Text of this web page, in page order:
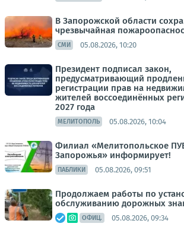
В Запорожской области
чрезвычайная
СМИ 05.08.2026, 10:20
Президент подписал закон,
предусматривающий
регистрации прав на
жителей воссоединённых
2027 года
МЕЛИТОПОЛЬ 05.08.2026, 10:04
Филиал «Мелитопольское
Запорожья» информирует!
ПАБЛИКИ 05.08.2026, 09:51
Продолжаем работы по
обслуживанию дорожных
ОФИЦ. 05.08.2026, 09:34